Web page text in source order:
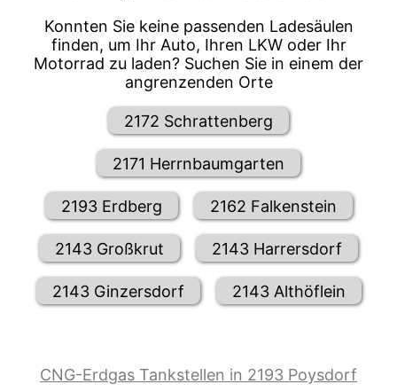
Konnten Sie keine passenden Ladesäulen
finden, um Ihr Auto, Ihren LKW oder Ihr
Motorrad zu laden? Suchen Sie in einem der
angrenzenden Orte
2172 Schrattenberg
2171 Herrnbaumgarten
2193 Erdberg 2162 Falkenstein
2143 Großkrut 2143 Harrersdorf
2143 Ginzersdorf 2143 Althöflein
CNG-Erdgas Tankstellen in 2193 Poysdorf